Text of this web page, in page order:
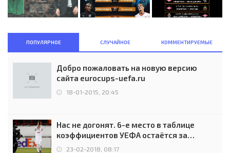
ПОПУЛЯРНОЕ СЛУЧАЙНОЕ КОММЕНТИРУЕМЫЕ
Добро пожаловать на новую версию
сайта eurocups-uefa.ru
18-01-2015, 20:45
Нас не догонят. 6-е место в таблице
коэффициентов УЕФА остаётся за
Россией
23-02-2018, 08:17